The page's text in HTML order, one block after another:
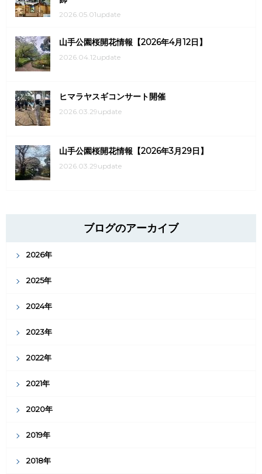
2026.05.01update
山手公園桜開花情報【2026年4月12日】
2026.04.12update
ヒマラヤスギコンサート開催
2026.03.29update
山手公園桜開花情報【2026年3月29日】
2026.03.29update
ブログのアーカイブ
2026年
2025年
2024年
2023年
2022年
2021年
2020年
2019年
2018年